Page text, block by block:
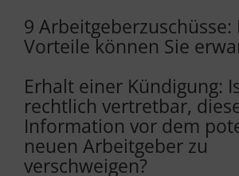
9 Arbeitgeberzuschüsse:
Vorteile können Sie
Erhalt einer Kündigung:
rechtlich vertretbar,
Information vor dem
neuen Arbeitgeber zu
verschweigen?